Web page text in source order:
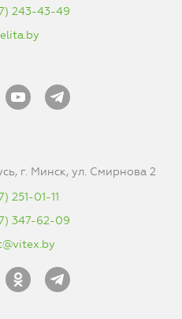
243-43-49
г. Минск, ул. Смирнова 2
251-01-11
347-62-09